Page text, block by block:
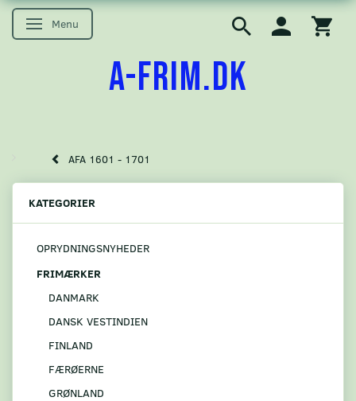
Skifte navigation
Menu
A-FRIM.DK
AFA 1601 - 1701
KATEGORIER
OPRYDNINGSNYHEDER
FRIMÆRKER
DANMARK
DANSK VESTINDIEN
FINLAND
FÆRØERNE
GRØNLAND